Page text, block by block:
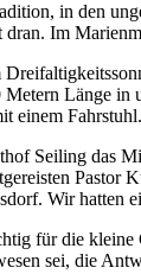
in den
dran. Im
Metern Länge in
einem Fahrstuhl.
Seiling das
Pastor
Wir hatten
für die kleine
sei, die